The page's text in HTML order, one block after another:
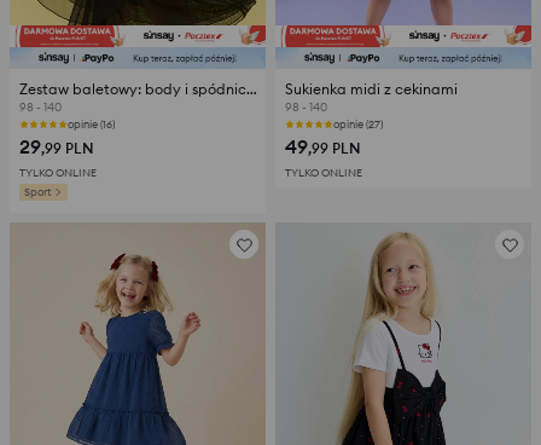
Zestaw baletowy: body i spódniczka Active
98 - 140
opinie (16)
29,99 PLN
TYLKO ONLINE
Sport
Sukienka midi z cekinami
98 - 140
opinie (27)
49,99 PLN
TYLKO ONLINE